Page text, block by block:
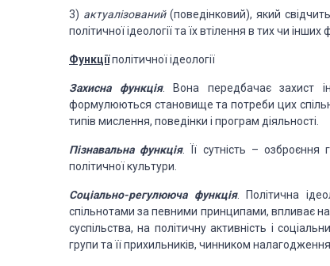
3) актуалізований(поведінковий), який свідчить
політичноїідеології та їх втілення в тих чи інших
Функціїполітичної ідеології
Захисна функція. Вона передбачає захист
формулюються становище та потреби цих
типів мислення, поведінки і програм діяльності.
Пізнавальна функція. Її сутність – озброєння
політичної культури.
Соціально-регулюючафункція. Політична
спільнотами за певними принципами, впливає на
суспільства, на політичну активність і
групи та її прихильників, чинником налагодження